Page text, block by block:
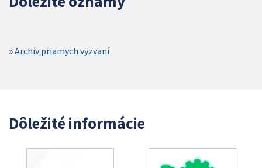
Archív priamych vyzvaní
Dôležité informácie